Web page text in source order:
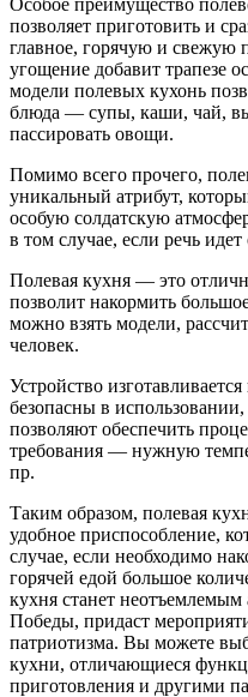
позволяет приготовить и
главное, горячую и свежую
угощение добавит трапезе
модели полевых кухонь
блюда — супы, каши, чай,
пассировать овощи.
Помимо всего прочего,
уникальный атрибут,
особую солдатскую
в том случае, если речь
Полевая кухня — это
позволит накормить
можно взять модели,
человек.
Устройство
безопасны в
позволяют обеспечить
требования — нужную
пр.
Таким образом, полевая
удобное приспособление,
случае, если необходимо
горячей едой большое
кухня станет
Победы, придаст
патриотизма. Вы можете
кухни, отличающиеся
приготовления и другими